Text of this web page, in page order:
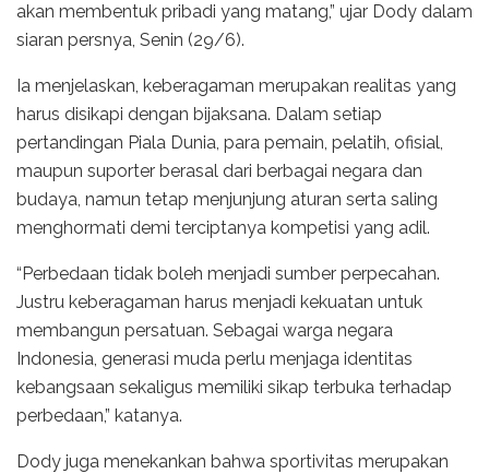
akan membentuk pribadi yang matang,” ujar Dody dalam
siaran persnya, Senin (29/6).
Ia menjelaskan, keberagaman merupakan realitas yang
harus disikapi dengan bijaksana. Dalam setiap
pertandingan Piala Dunia, para pemain, pelatih, ofisial,
maupun suporter berasal dari berbagai negara dan
budaya, namun tetap menjunjung aturan serta saling
menghormati demi terciptanya kompetisi yang adil.
“Perbedaan tidak boleh menjadi sumber perpecahan.
Justru keberagaman harus menjadi kekuatan untuk
membangun persatuan. Sebagai warga negara
Indonesia, generasi muda perlu menjaga identitas
kebangsaan sekaligus memiliki sikap terbuka terhadap
perbedaan,” katanya.
Dody juga menekankan bahwa sportivitas merupakan